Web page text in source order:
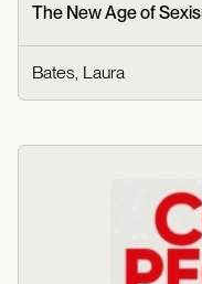
The New Age of
Bates, Laura